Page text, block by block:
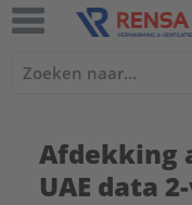
Afdekking
UAE data